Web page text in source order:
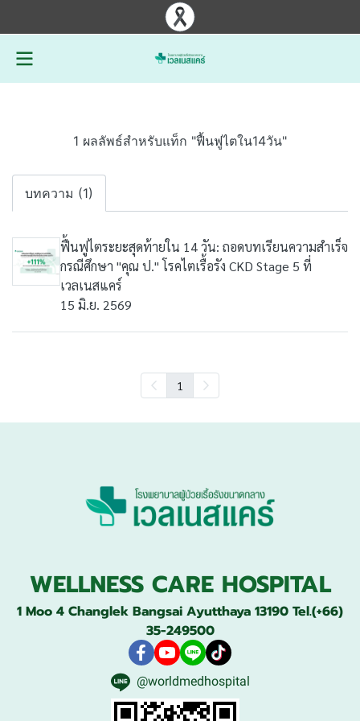
1 ผลลัพธ์สำหรับแท็ก "ฟื้นฟูไตใน14วัน"
บทความ (1)
ฟื้นฟูไตระยะสุดท้ายใน 14 วัน: ถอดบทเรียนความสำเร็จ
กรณีศึกษา "คุณ ป." โรคไตเรื้อรัง CKD Stage 5 ที่
เวลเนสแคร์
15 มิ.ย. 2569
1
WELLNESS CARE HOSPITAL
1 Moo 4 Changlek Bangsai Ayutthaya 13190 Tel.(+66)
35-249500
@worldmedhospital